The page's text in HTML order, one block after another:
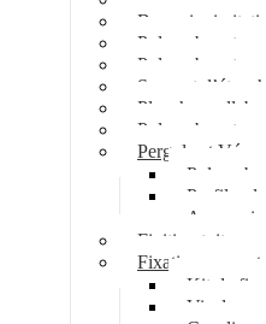
Bac acier
Polycarbonate
Polycarbonate
Support
Plancher
Polycarbonate
Pergola et
Profil
Finition toiture
Fixation
Kit de
Vis de